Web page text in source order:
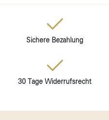
Sichere Bezahlung
30 Tage Widerrufsrecht